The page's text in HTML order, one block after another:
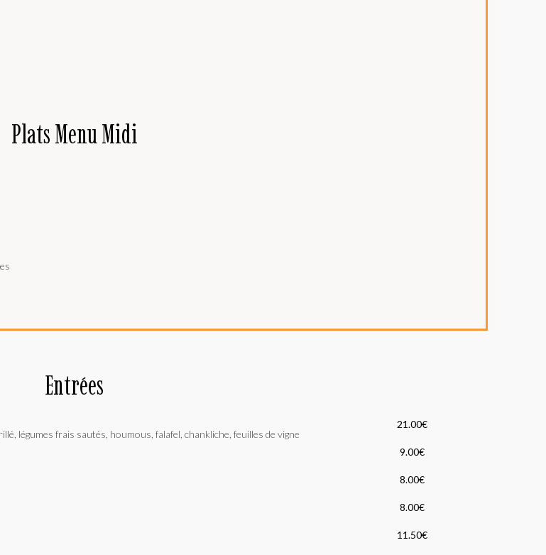
Plats Menu Midi
Entrées
légumes frais sautés, houmous, falafel, chankliche, feuilles de vigne
21.00€
9.00€
8.00€
8.00€
11.50€